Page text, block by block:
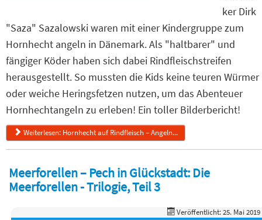
ker Dirk
"Saza" Sazalowski waren mit einer Kindergruppe zum
Hornhecht angeln in Dänemark. Als "haltbarer" und
fängiger Köder haben sich dabei Rindfleischstreifen
herausgestellt. So mussten die Kids keine teuren Würmer
oder weiche Heringsfetzen nutzen, um das Abenteuer
Hornhechtangeln zu erleben! Ein toller Bilderbericht!
Weiterlesen: Hornhecht auf Rindfleisch – Angeln...
Meerforellen – Pech in Glückstadt: Die
Meerforellen - Trilogie, Teil 3
Veröffentlicht: 25. Mai 2019